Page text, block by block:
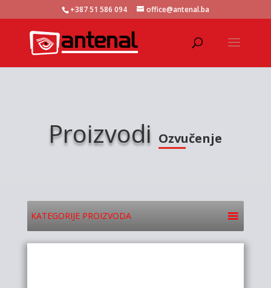
+387 51 586 094 office@antenal.ba
Proizvodi Ozvučenje
KATEGORIJE PROIZVODA